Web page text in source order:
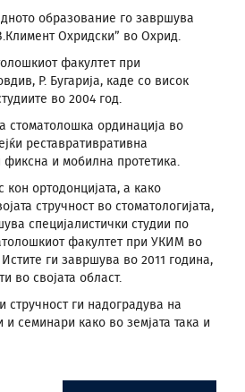
образование го завршува
Охридски” во Охрид.
факултет при
Р. Бугарија, каде со висок
во 2004 год.
стоматолошка ординација во
реставративративна
фиксна и мобилна протетика.
кон ортодонцијата, а како
стручност во стоматологијата,
специјалистички студии по
факултет при УКИМ во
ги завршува во 2011 година,
во својата област.
стручност ги надоградува на
и семинари како во земјата така и